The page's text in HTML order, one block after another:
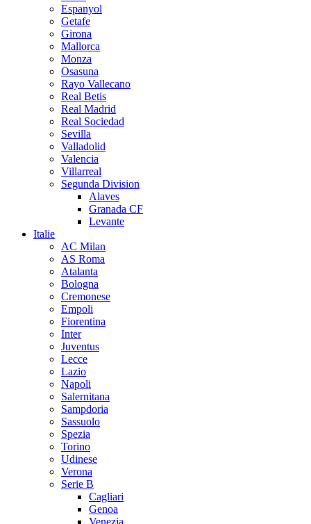
Espanyol
Getafe
Girona
Mallorca
Monza
Osasuna
Rayo Vallecano
Real Betis
Real Madrid
Real Sociedad
Sevilla
Valladolid
Valencia
Villarreal
Segunda Division
Alaves
Granada CF
Levante
Italie
AC Milan
AS Roma
Atalanta
Bologna
Cremonese
Empoli
Fiorentina
Inter
Juventus
Lecce
Lazio
Napoli
Salernitana
Sampdoria
Sassuolo
Spezia
Torino
Udinese
Verona
Serie B
Cagliari
Genoa
Venezia